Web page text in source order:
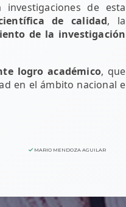
investigaciones de esta
de calidad, la
de la investigación
logro académico, que
en el ámbito nacional e
MARIO MENDOZA AGUILAR